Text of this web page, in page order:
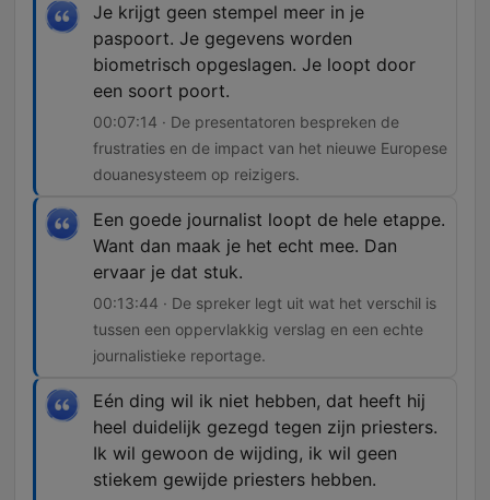
Je krijgt geen stempel meer in je
paspoort. Je gegevens worden
biometrisch opgeslagen. Je loopt door
een soort poort.
00:07:14 · De presentatoren bespreken de
frustraties en de impact van het nieuwe Europese
douanesysteem op reizigers.
Een goede journalist loopt de hele etappe.
Want dan maak je het echt mee. Dan
ervaar je dat stuk.
00:13:44 · De spreker legt uit wat het verschil is
tussen een oppervlakkig verslag en een echte
journalistieke reportage.
Eén ding wil ik niet hebben, dat heeft hij
heel duidelijk gezegd tegen zijn priesters.
Ik wil gewoon de wijding, ik wil geen
stiekem gewijde priesters hebben.